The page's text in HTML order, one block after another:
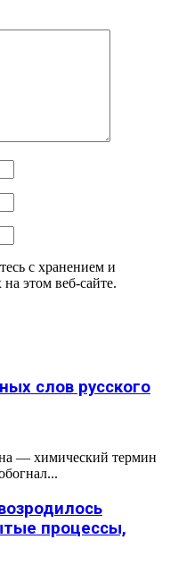
с хранением и
этом веб-сайте.
слов русского
— химический термин
процессы,